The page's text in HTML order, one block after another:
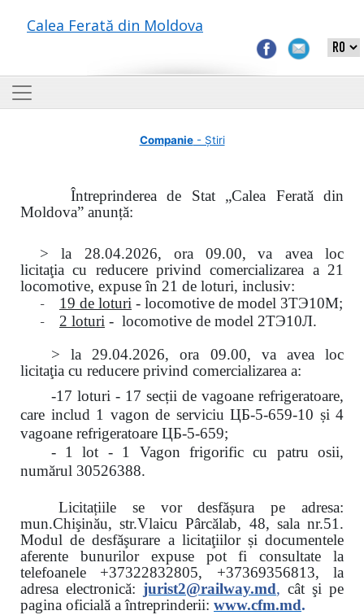
Calea Ferată din Moldova
Companie- Știri
Întreprinderea de Stat „Calea Ferată din
Moldova” anunță:
> la 28.04.2026, ora 09.00,
va avea loc
licitaţiacu reducere privind comercializarea a 21
locomotive, expuse în 21 de loturi, inclusiv:
- 19 de loturi - locomotive de model 3ТЭ10М;
- 2 loturi - locomotive de model 2ТЭ10Л.
> la 29.04.2026, ora 09.00, va avea loc
licitaţia cu reducere privind comercializarea a:
-17 loturi - 17 secții de vagoane refrigeratoare,
care includ 1 vagon de serviciu ЦБ-5-659-10 și 4
vagoane refrigeratoare ЦБ-5-659;
- 1 lot - 1 Vagon frigorific cu patru osii,
numărul 30526388.
Licitațiile se vor desfășura pe adresa:
mun.Chişinău, str.Vlaicu Pârcălab, 48, sala nr.51.
Modul de desfăşurare a licitaţiilor și documentele
aferente bunurilor expuse pot fi consultate la
telefoanele +37322832805, +37369356813, la
adresa electronică: jurist2@railway.md, cât şi pe
pagina oficială a întreprinderii: www.cfm.md.